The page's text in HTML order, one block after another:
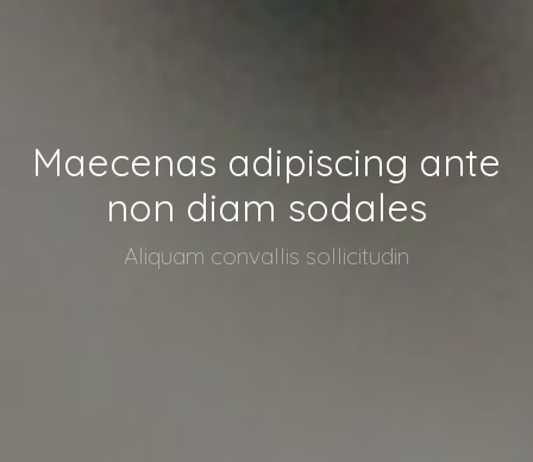
Maecenas adipiscing ante
non diam sodales
Aliquam convallis sollicitudin